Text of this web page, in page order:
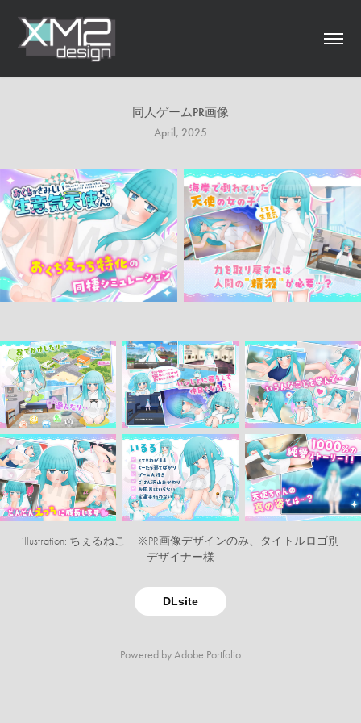
同人ゲームPR画像
April, 2025
illustration: ちぇるねこ ※PR画像デザインのみ、タイトルロゴ別
デザイナー様
DLsite
Powered byAdobe Portfolio